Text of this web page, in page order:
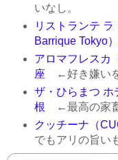
いなし。
リストランテ
Barrique Tokyo
アロマフレスカ
座 ←好き嫌いを
ザ・ひらまつ ホ
根 ←最高の家畜
クッチーナ（
でもアリの旨い